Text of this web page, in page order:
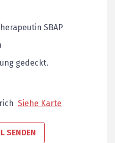
SBAP
gedeckt.
Siehe Karte
SENDEN